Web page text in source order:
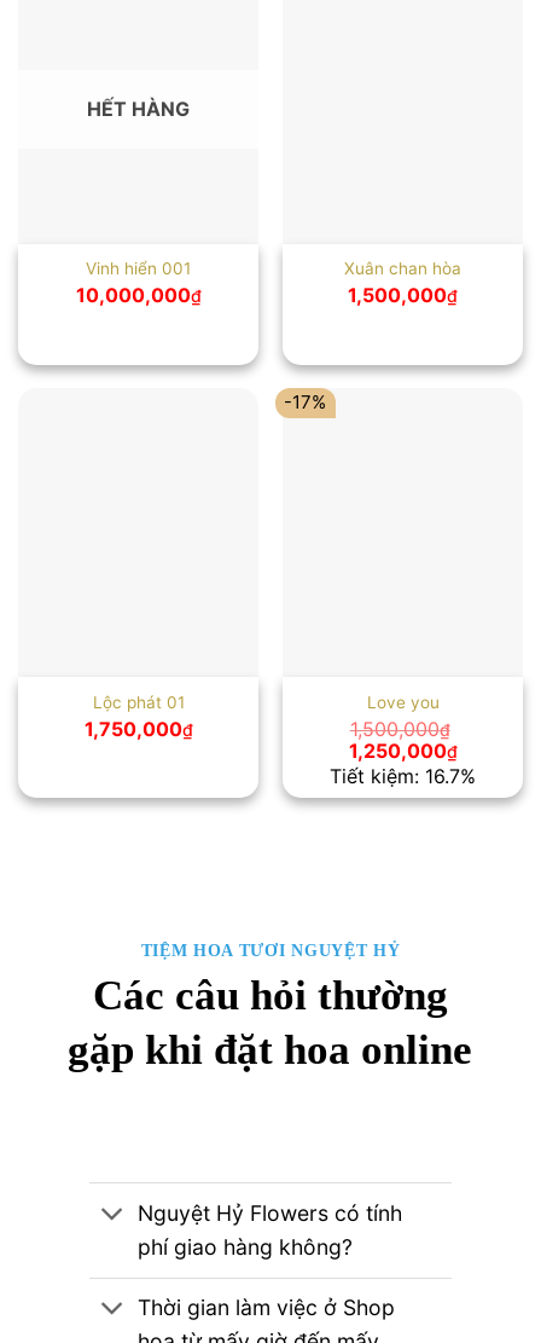
HẾT HÀNG
Vinh hiển 001
10,000,000₫
Xuân chan hòa
1,500,000₫
Lộc phát 01
1,750,000₫
-17%
Love you
1,500,000₫
Giá
gốc
là:
1,500,000₫.
1,250,000₫Giá
hiện
tại
là:
Tiết kiệm: 16.7%
TIỆM HOA TƯƠI NGUYỆT HỶ
Các câu hỏi thường
gặp khi đặt hoa online
Nguyệt Hỷ Flowers có tính
phí giao hàng không?
Thời gian làm việc ở Shop